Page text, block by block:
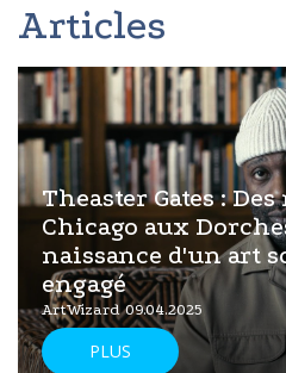
Articles
Theaster Gates :
Chicago aux
naissance d'un art
engagé
ArtWizard 09.04.2025
PLUS